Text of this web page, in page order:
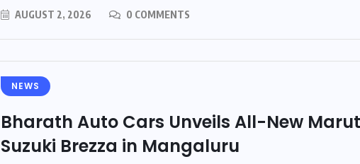
AUGUST 2, 2026 0 COMMENTS
NEWS
Bharath Auto Cars Unveils All-New
Suzuki Brezza in Mangaluru